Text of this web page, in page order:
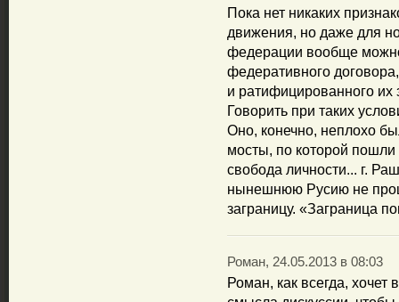
Пока нет никаких
движения, но даже для
федерации вообще
федеративного
и ратифицированного
Говорить при таких
Оно, конечно, неплохо
мосты, по которой
свобода личности... г.
нынешнюю Русию не
заграницу. «Заграница
Роман, 24.05.2013 в 08:03
Роман, как всегда, хочет